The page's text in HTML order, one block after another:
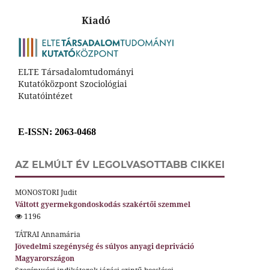
Kiadó
ELTE Társadalomtudományi
Kutatóközpont Szociológiai
Kutatóintézet
E-ISSN: 2063-0468
AZ ELMÚLT ÉV LEGOLVASOTTABB CIKKEI
MONOSTORI Judit
Váltott gyermekgondoskodás szakértői szemmel
1196
TÁTRAI Annamária
Jövedelmi szegénység és súlyos anyagi depriváció
Magyarországon